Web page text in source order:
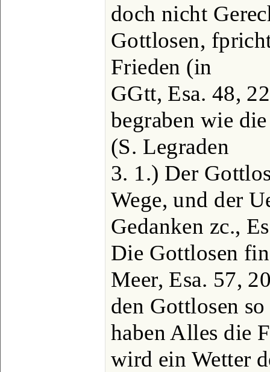
doch nicht
Gottlosen,
Frieden (in
GGtt, Esa. 48,
begraben wie
(S. Legraden
3. 1.) Der
Wege, und der
Gedanken zc.,
Die Gottlosen
Meer, Esa. 57,
den Gottlosen
haben Alles die
wird ein Wetter